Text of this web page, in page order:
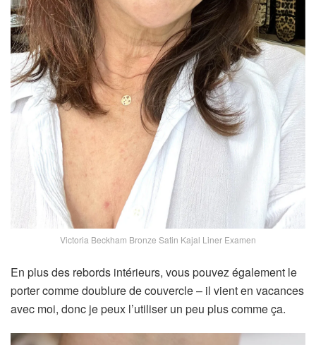
Victoria Beckham Bronze Satin Kajal Liner Examen
En plus des rebords intérieurs, vous pouvez également le
porter comme doublure de couvercle – il vient en vacances
avec moi, donc je peux l’utiliser un peu plus comme ça.